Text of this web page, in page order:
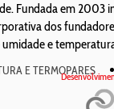
Fundada em 2003
dos
e
E TERMOPARES